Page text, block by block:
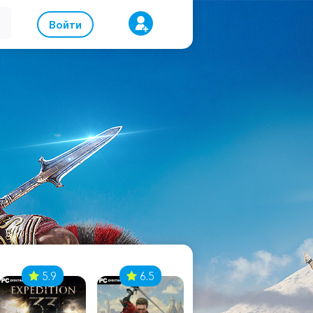
Войти
5.9 6.5 8.1